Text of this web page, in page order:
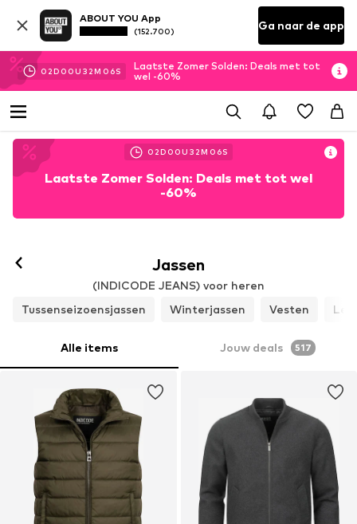
ABOUT YOU App
(152.700) Ga naar de app
02D 00U 32M 03S
Laatste Zomer Solden: Deals met tot
wel -60%
02D 00U 32M 03S
Laatste Zomer Solden: Deals met tot wel
-60%
Jassen
(INDICODE JEANS) voor heren
Tussenseizoensjassen
Winterjassen Vesten
Alle items Jouw deals 517